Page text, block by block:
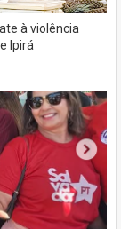
à violência
Ipirá